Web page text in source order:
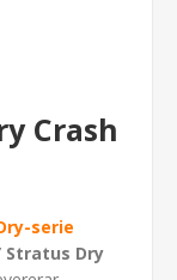
Crash
serie
Stratus Dry